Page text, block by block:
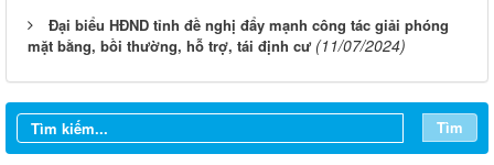
Đại biểu HĐND tỉnh đề nghị đẩy mạnh công tác giải phóng
mặt bằng, bồi thường, hỗ trợ, tái định cư (11/07/2024)
Tìm
Từ ngày 03/8/2026 đến ngày 09/8/2026
Từ ngày 27/7/2026 đến ngày 02/8/2026
Từ ngày 20/7/2026 đến ngày 26/7/2026